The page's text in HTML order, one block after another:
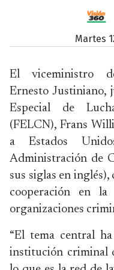
martes
El viceministro
Ernesto Justiniano,
Especial de
(FELCN), Frans
a Estados
Administración de
sus siglas en
cooperación en
organizaciones
“El tema central
institución criminal